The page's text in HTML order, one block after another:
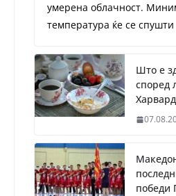
умерена облачност.
температура ќе се спушти
Што е
според
победи